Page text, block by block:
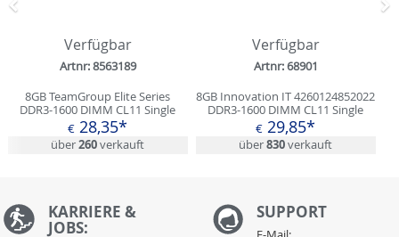
Verfügbar
Artnr: 8563189
8GB TeamGroup Elite Series
DDR3-1600 DIMM CL11 Single
€ 28,35*
über260verkauft
Verfügbar
Artnr: 68901
8GB Innovation IT 4260124852022
DDR3-1600 DIMM CL11 Single
€ 29,85*
über830verkauft
Zurück
KARRIERE &
JOBS:
SUPPORT